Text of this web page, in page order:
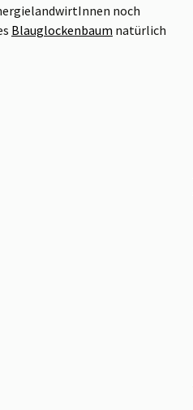
noch
Blauglockenbaum natürlich